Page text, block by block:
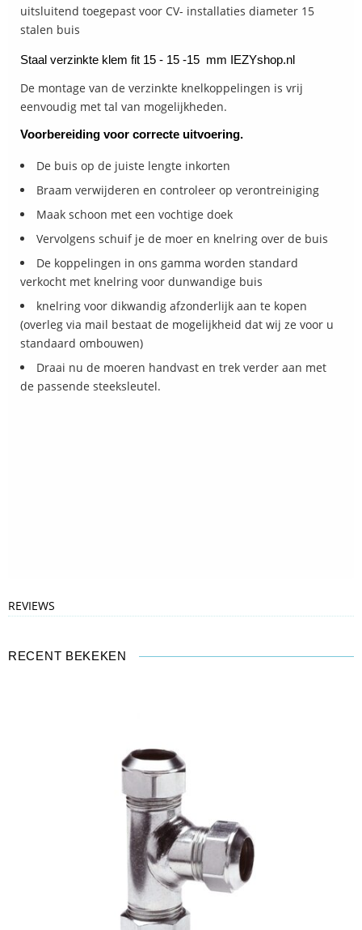
uitsluitend toegepast voor CV- installaties diameter 15
stalen buis
Staal verzinkte klem fit 15 - 15 -15 mm IEZYshop.nl
De montage van de verzinkte knelkoppelingen is vrij
eenvoudig met tal van mogelijkheden.
Voorbereiding voor correcte uitvoering.
De buis op de juiste lengte inkorten
Braam verwijderen en controleer op verontreiniging
Maak schoon met een vochtige doek
Vervolgens schuif je de moer en knelring over de buis
De koppelingen in ons gamma worden standard
verkocht met knelring voor dunwandige buis
knelring voor dikwandig afzonderlijk aan te kopen
(overleg via mail bestaat de mogelijkheid dat wij ze voor u
standaard ombouwen)
Draai nu de moeren handvast en trek verder aan met
de passende steeksleutel.
REVIEWS
RECENT BEKEKEN